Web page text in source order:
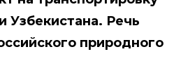
Узбекистана. Речь
природного